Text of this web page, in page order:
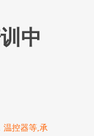
中
温控器等,承